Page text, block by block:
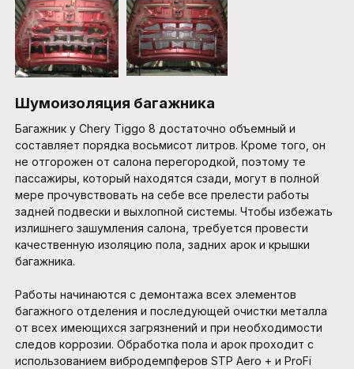
Шумоизоляция багажника
Багажник у Chery Tiggo 8 достаточно объемный и
составляет порядка восьмисот литров. Кроме того, он
не отгорожен от салона перегородкой, поэтому те
пассажиры, который находятся сзади, могут в полной
мере прочувствовать на себе все прелести работы
задней подвески и выхлопной системы. Чтобы избежать
излишнего зашумления салона, требуется провести
качественную изоляцию пола, задних арок и крышки
багажника.
Работы начинаются с демонтажа всех элементов
багажного отделения и последующей очистки металла
от всех имеющихся загрязнений и при необходимости
следов коррозии. Обработка пола и арок проходит с
использованием вибродемпферов STP Aero + и ProFi